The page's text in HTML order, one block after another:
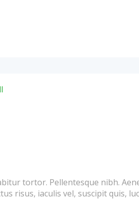
tortor. Pellentesque nibh.
risus, iaculis vel, suscipit quis,